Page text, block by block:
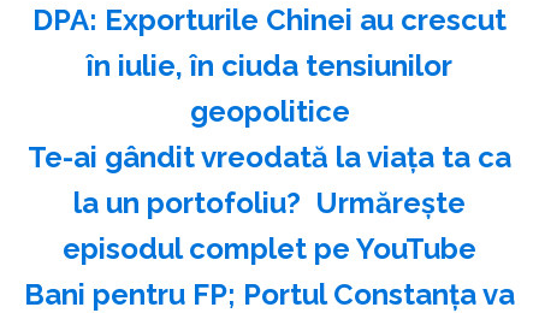
DPA: Exporturile Chinei au crescut
în iulie, în ciuda tensiunilor
geopolitice
Te-ai gândit vreodată la viața ta ca
la un portofoliu? ️ Urmărește
episodul complet pe YouTube
Bani pentru FP; Portul Constanţa va